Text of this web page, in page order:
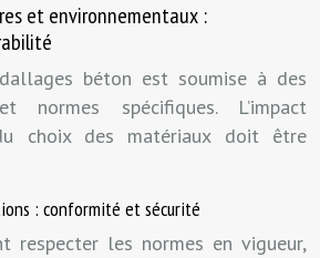
et environnementaux :
béton est soumise à des
normes spécifiques. L’impact
choix des matériaux doit être
: conformité et sécurité
respecter les normes en vigueur,